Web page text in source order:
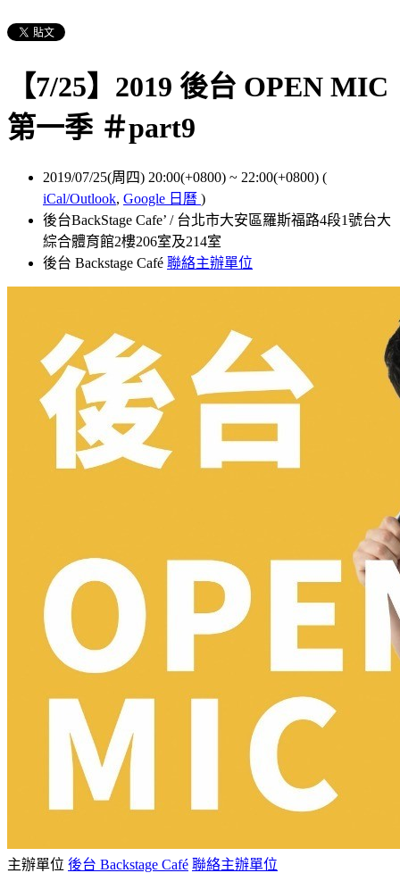
【7/25】2019 後台 OPEN MIC
第一季 ＃part9
2019/07/25(周四) 20:00(+0800) ~ 22:00(+0800) (
iCal/Outlook, Google 日曆 )
後台BackStage Cafe’ / 台北市大安區羅斯福路4段1號台大
綜合體育館2樓206室及214室
後台 Backstage Café 聯絡主辦單位
主辦單位 後台 Backstage Café 聯絡主辦單位